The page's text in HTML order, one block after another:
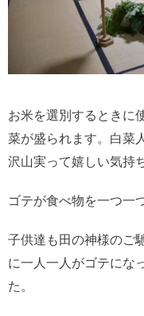
お米を選別するときに
菜が盛られます。白菜
沢山実って嬉しい気持
ゴテが食べ物を一つ一
子供達も田の神様のご
に一人一人がゴテにな
た。